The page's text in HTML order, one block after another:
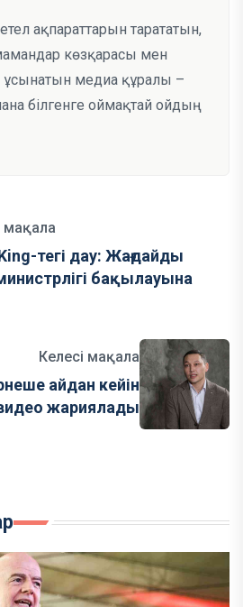
ақпараттарын тарататын,
көзқарасы мен
ұсынатын медиа құралы –
білгенге оймақтай ойдың
мақала
тегі дау: Жағдайды
бақылауына
Келесі мақала
айдан кейін
жариялады